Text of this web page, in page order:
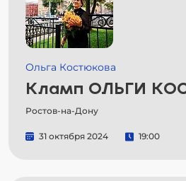
Ольга Костюкова
Кламп ОЛЬГИ
Ростов-на-Дону
31 октября 2024 19:00